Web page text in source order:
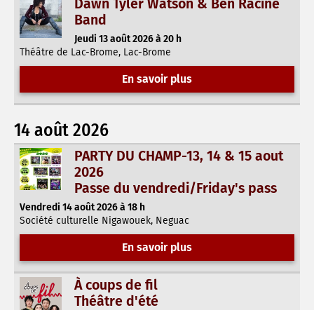
Dawn Tyler Watson & Ben Racine
Band
Jeudi 13 août 2026 à 20 h
Théâtre de Lac-Brome, Lac-Brome
En savoir plus
14 août 2026
PARTY DU CHAMP-13, 14 & 15 aout
2026
Passe du vendredi/Friday's pass
Vendredi 14 août 2026 à 18 h
Société culturelle Nigawouek, Neguac
En savoir plus
À coups de fil
Théâtre d'été